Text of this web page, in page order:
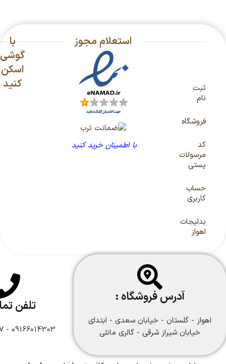
ثبت
نام
فروشگاه
کد
مرسولات
پستی
حساب
کاربری
بدلیجات
اهواز
استعلام مجوز
با اطمینان خرید کنید
با
گوشی
اسکن
کنید
آدرس فروشگاه :
اهواز - گلستان - خیابان سعدی - ابتدای
خیابان شیراز شرقی - گالری مانلی
تلفن
09166014303 - 09166108747